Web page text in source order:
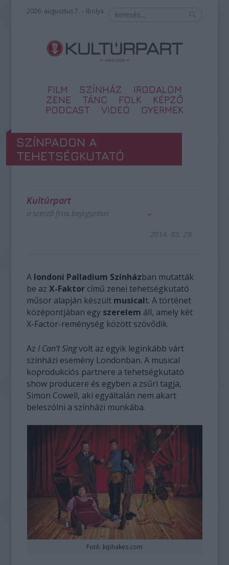
2026. augusztus 7. – Ibolya
FILM SZÍNHÁZ
IRODALOM
ZENE
TÁNC FOLK
KÉPZŐ
PODCAST
VIDEÓ GYERMEK
SZÍNPADON A
TEHETSÉGKUTATÓ
Kultúrpart
a szerző friss bejegyzései
2014. 03. 29.
A londoni Palladium Színházban mutatták
be azX-Faktor című zenei tehetségkutató
műsor alapján készült musicalt. A történet
középontjában egy szerelem áll, amely két
X-Factor-reménység között szövődik.
Az I Can't Singvolt az egyik leginkább várt
színházi esemény Londonban. A musical
koprodukciós partnere a tehetségkutató
show producere és egyben a zsűri tagja,
Simon Cowell, aki egyáltalán nem akart
beleszólni a színházi munkába.
Fotó: kiphakes.com